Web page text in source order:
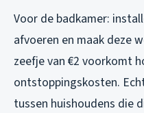
Voor de badkamer:
afvoeren en maak deze
zeefje van €2 voorkomt
ontstoppingskosten.
tussen huishoudens die